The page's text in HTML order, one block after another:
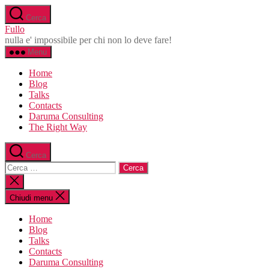
Salta
al
contenuto
Cerca
Fullo
nulla e' impossibile per chi non lo deve fare!
Menu
Home
Blog
Talks
Contacts
Daruma Consulting
The Right Way
Cerca
Cerca:
Chiudi
la
ricerca
Chiudi menu
Home
Blog
Talks
Contacts
Daruma Consulting